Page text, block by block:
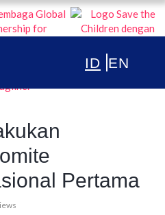
EDUKASI ANAK INDONESIA
Pertama